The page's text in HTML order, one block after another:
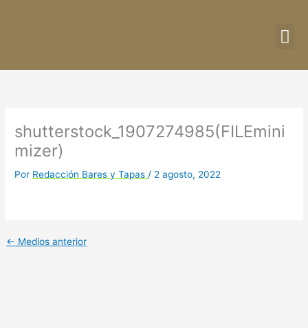
shutterstock_1907274985(FILEmini
mizer)
Por Redacción Bares y Tapas/ 2 agosto, 2022
← Medios anterior